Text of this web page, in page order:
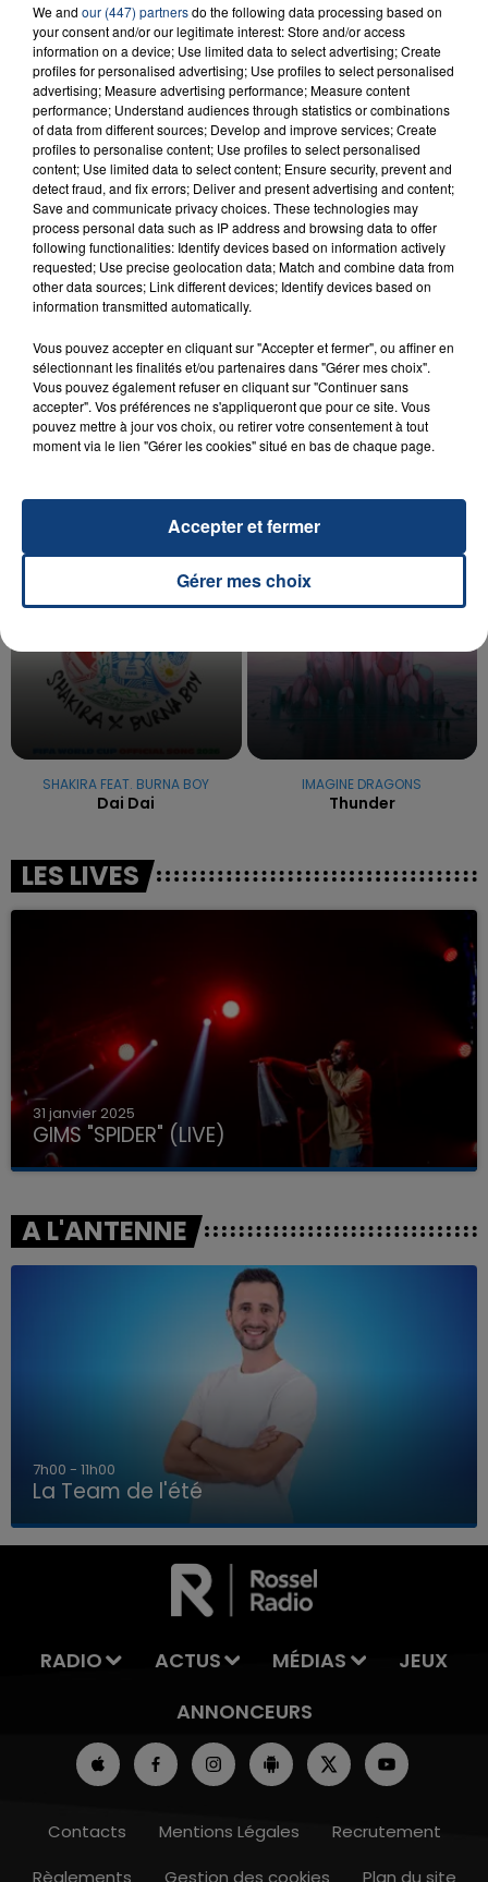
LA TEAM DE L'ÉTÉ
23 juillet 2026
INCENDIE MORTEL À LENS : UNE FEMME ET
SON BÉBÉ ENTRE LA VIE ET LA...
Un homme s'est immolé par le feu après avoir
aspergé sa compagne et leur bébé de trois mois
d'un liquide inflammable.
20 juillet 2026
UNE ADOLESCENTE DEVANT SE FAIRE
OPÉRER DE LA CHEVILLE RESSORT DE LA...
La famille a porté plainte contre la clinique qui a
reconnu sa responsabilité et présenté ses
TITRES DIFFUSÉS
5h31
5h31
SHAKIRA FEAT. BURNA BOY
Dai Dai
5h28
5h28
IMAGINE DRAGONS
Thunder
LES LIVES
31 janvier 2025
GIMS "SPIDER" (LIVE)
A L'ANTENNE
7h00 - 11h00
La Team de l'été
RADIO ACTUS MÉDIAS
JEUX
ANNONCEURS
Contacts Mentions Légales
Recrutement
Règlements
Gestion des cookies Plan du site
We and our (447) partnersdo the following data processing based on
your consent and/or our legitimate interest: Store and/or access
information on a device; Use limited data to select advertising; Create
profiles for personalised advertising; Use profiles to select personalised
advertising; Measure advertising performance; Measure content
performance; Understand audiences through statistics or combinations
of data from different sources; Develop and improve services; Create
profiles to personalise content; Use profiles to select personalised
content; Use limited data to select content; Ensure security, prevent and
detect fraud, and fix errors; Deliver and present advertising and content;
Save and communicate privacy choices. These technologies may
process personal data such as IP address and browsing data to offer
following functionalities: Identify devices based on information actively
requested; Use precise geolocation data; Match and combine data from
other data sources; Link different devices; Identify devices based on
information transmitted automatically.
Vous pouvez accepter en cliquant sur "Accepter et fermer", ou affiner en
sélectionnant les finalités et/ou partenaires dans "Gérer mes choix".
Vous pouvez également refuser en cliquant sur "Continuer sans
accepter". Vos préférences ne s'appliqueront que pour ce site. Vous
pouvez mettre à jour vos choix, ou retirer votre consentement à tout
moment via le lien "Gérer les cookies" situé en bas de chaque page.
Gérer mes choix
Accepter et fermer